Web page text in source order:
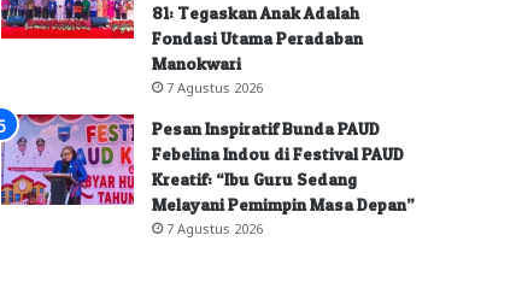
81: Tegaskan Anak Adalah
Fondasi Utama Peradaban
Manokwari
7 Agustus 2026
Pesan Inspiratif Bunda PAUD
Febelina Indou di Festival PAUD
Kreatif: “Ibu Guru Sedang
Melayani Pemimpin Masa Depan”
7 Agustus 2026